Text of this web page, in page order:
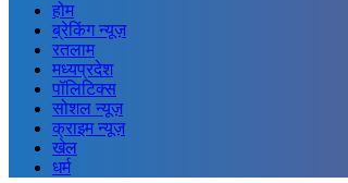
होम
ब्रेकिंग न्यूज़
रतलाम
मध्यप्रदेश
पॉलिटिक्स
सोशल न्यूज़
क्राइम न्यूज़
खेल
धर्म